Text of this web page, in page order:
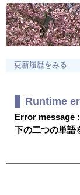
更新履歴をみる
Runtime
Error message
下の二つの単語